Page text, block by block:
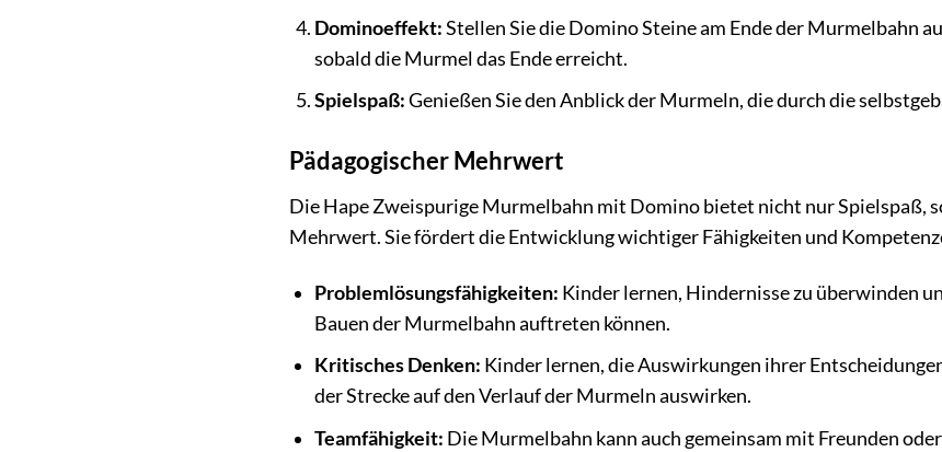
Dominoeffekt:Stellen Sie die Domino Steine am Ende der Murmelbahn
sobald die Murmel das Ende erreicht.
Spielspaß:Genießen Sie den Anblick der Murmeln, die durch die
Pädagogischer Mehrwert
Die Hape Zweispurige Murmelbahn mit Domino bietet nicht nur Spielspaß,
Mehrwert. Sie fördert die Entwicklung wichtiger Fähigkeiten und
Problemlösungsfähigkeiten: Kinder lernen, Hindernisse zu überwinden
Bauen der Murmelbahn auftreten können.
Kritisches Denken: Kinder lernen, die Auswirkungen ihrer
der Strecke auf den Verlauf der Murmeln auswirken.
Teamfähigkeit: Die Murmelbahn kann auch gemeinsam mit Freunden